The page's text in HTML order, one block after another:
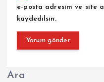
e-posta adresim ve site
kaydedilsin.
Ara